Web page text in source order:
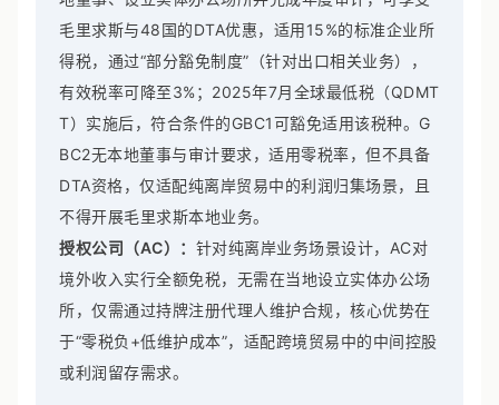
毛里求斯与48国的DTA优惠，适用15%的标准企业所
得税，通过“部分豁免制度”（针对出口相关业务），
有效税率可降至3%；2025年7月全球最低税（QDMT
T）实施后，符合条件的GBC1可豁免适用该税种。G
BC2无本地董事与审计要求，适用零税率，但不具备
DTA资格，仅适配纯离岸贸易中的利润归集场景，且
不得开展毛里求斯本地业务。
授权公司（AC）： 针对纯离岸业务场景设计，AC对
境外收入实行全额免税，无需在当地设立实体办公场
所，仅需通过持牌注册代理人维护合规，核心优势在
于“零税负+低维护成本”，适配跨境贸易中的中间控股
或利润留存需求。